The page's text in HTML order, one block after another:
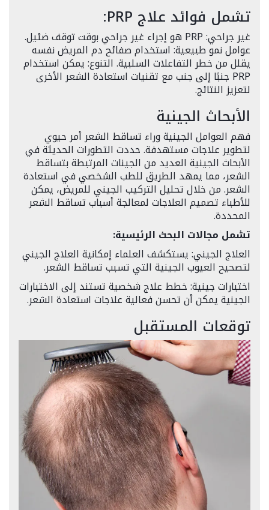
تشمل فوائد علاج PRP:
غير جراحي: PRP هو إجراء غير جراحي بوقت توقف ضئيل.
عوامل نمو طبيعية: استخدام صفائح دم المريض نفسه
يقلل من خطر التفاعلات السلبية. التنوع: يمكن استخدام
PRP جنبًا إلى جنب مع تقنيات استعادة الشعر الأخرى
لتعزيز النتائج.
الأبحاث الجينية
فهم العوامل الجينية وراء تساقط الشعر أمر حيوي
لتطوير علاجات مستهدفة. حددت التطورات الحديثة في
الأبحاث الجينية العديد من الجينات المرتبطة بتساقط
الشعر، مما يمهد الطريق للطب الشخصي في استعادة
الشعر. من خلال تحليل التركيب الجيني للمريض، يمكن
للأطباء تصميم العلاجات لمعالجة أسباب تساقط الشعر
المحددة.
تشمل مجالات البحث الرئيسية:
العلاج الجيني: يستكشف العلماء إمكانية العلاج الجيني
لتصحيح العيوب الجينية التي تسبب تساقط الشعر.
اختبارات جينية: خطط علاج شخصية تستند إلى الاختبارات
الجينية يمكن أن تحسن فعالية علاجات استعادة الشعر.
توقعات المستقبل